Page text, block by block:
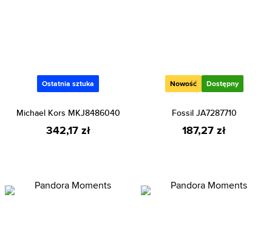
Ostatnia sztuka
Michael Kors MKJ8486040
342,17 zł
Nowość Dostępny
Fossil JA7287710
187,27 zł